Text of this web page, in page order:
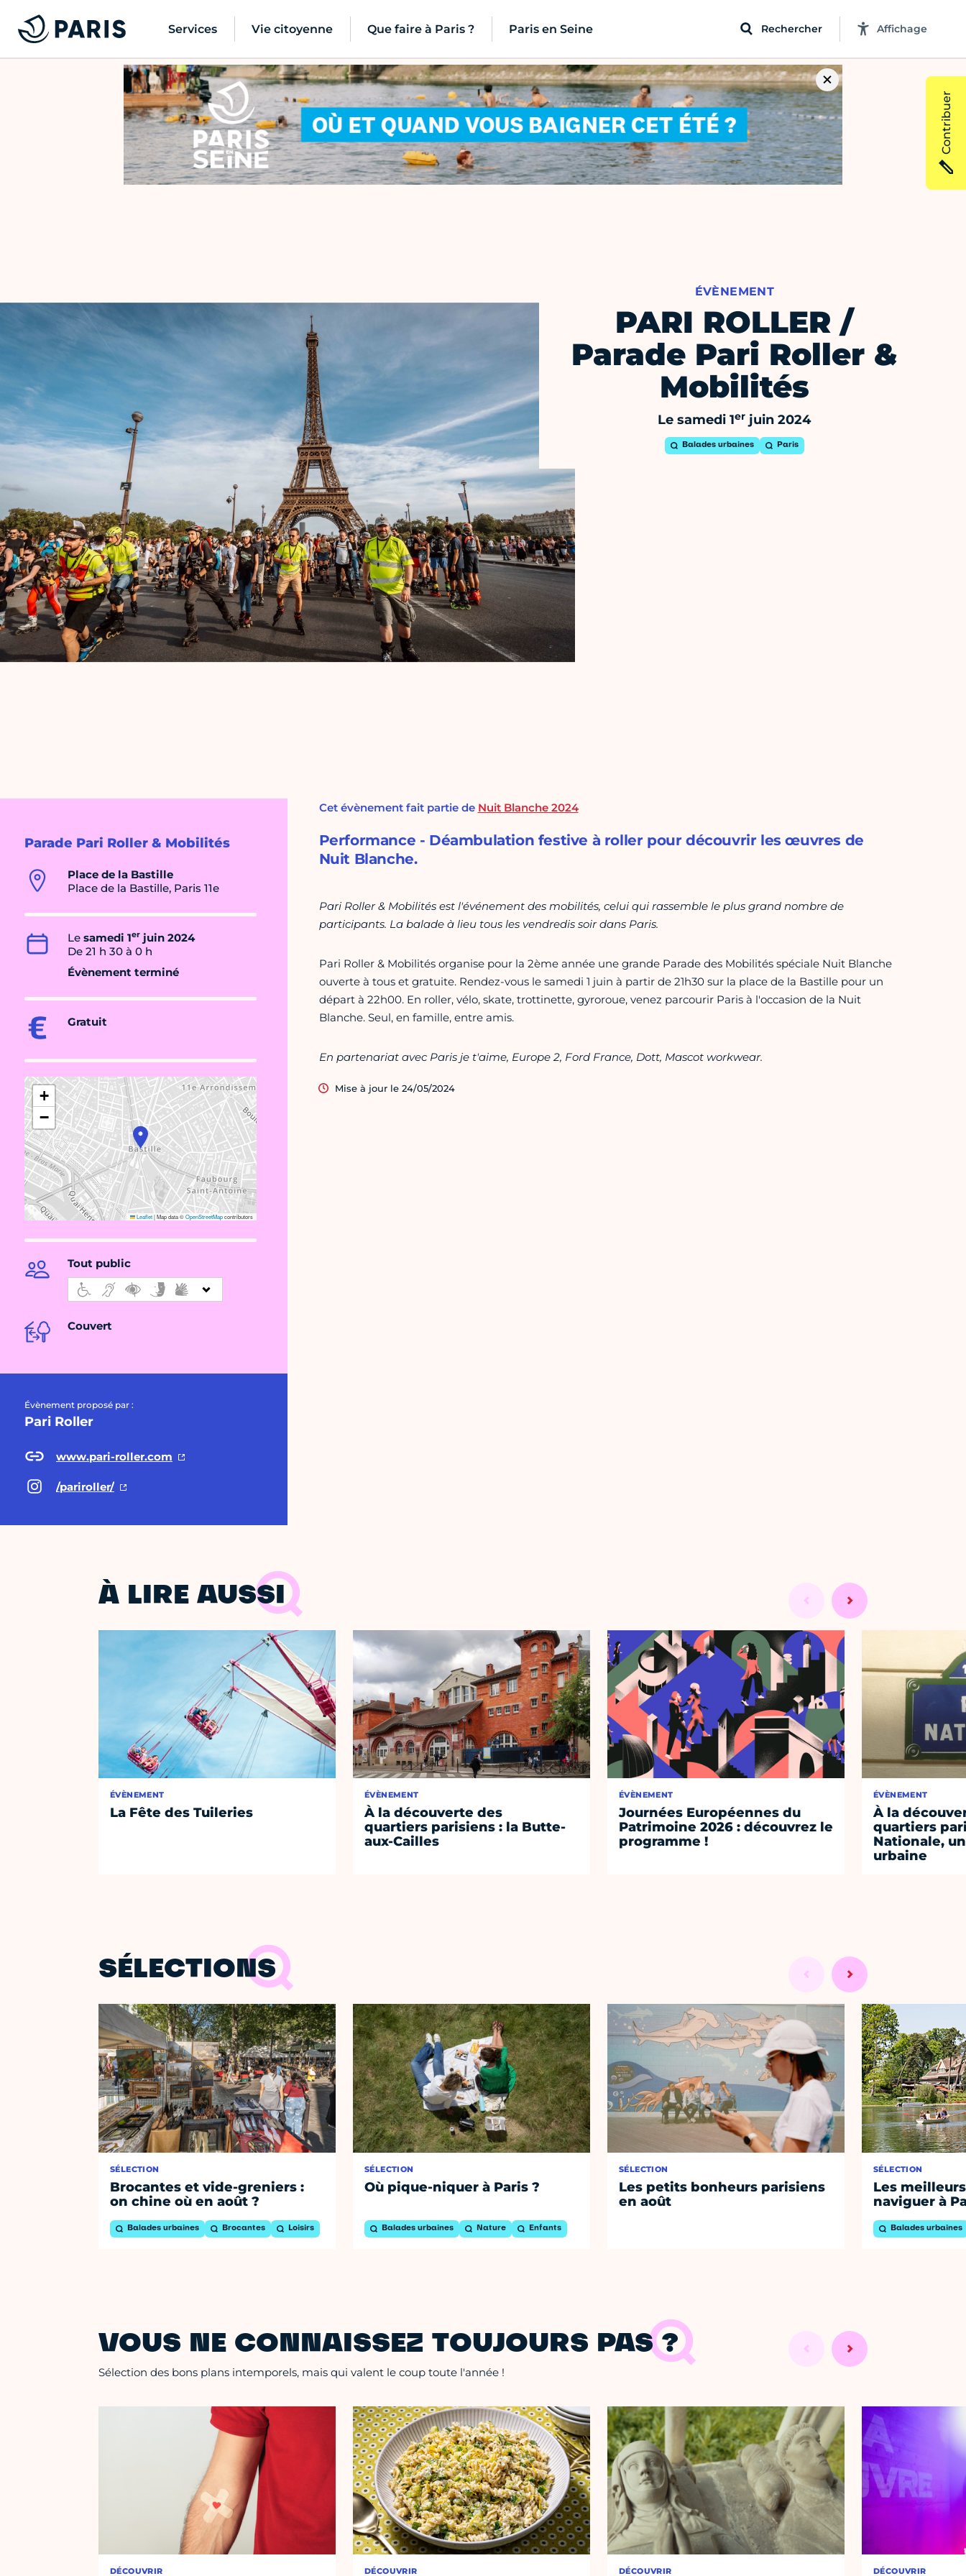
Services Vie citoyenne Que faire à Paris ? Paris en Seine Rechercher Affichage
ÉVÈNEMENT
PARI ROLLER /
Parade Pari Roller &
Mobilités
Le samedi 1er juin 2024
Balades urbaines Paris
Parade Pari Roller & Mobilités
Place de la Bastille
Place de la Bastille, Paris 11e
Le samedi 1er juin 2024
De 21 h 30 à 0 h
Évènement terminé
Gratuit
+
−
Leaflet|Map data ©OpenStreetMapcontributors
Tout public
Couvert
Évènement proposé par :
Pari Roller
www.pari-roller.com
/pariroller/
Cet évènement fait partie de Nuit Blanche 2024
Performance - Déambulation festive à roller pour découvrir les œuvres de
Nuit Blanche.
Pari Roller & Mobilités est l'événement des mobilités, celui qui rassemble le plus grand nombre de
participants. La balade à lieu tous les vendredis soir dans Paris.
Pari Roller & Mobilités organise pour la 2ème année une grande Parade des Mobilités spéciale Nuit Blanche
ouverte à tous et gratuite. Rendez-vous le samedi 1 juin à partir de 21h30 sur la place de la Bastille pour un
départ à 22h00. En roller, vélo, skate, trottinette, gyroroue, venez parcourir Paris à l'occasion de la Nuit
Blanche. Seul, en famille, entre amis.
En partenariat avec Paris je t'aime, Europe 2, Ford France, Dott, Mascot workwear.
Mise à jour le 24/05/2024
À LIRE AUSSI
ÉVÈNEMENT
La Fête des Tuileries
ÉVÈNEMENT
À la découverte des
quartiers parisiens : la Butte-
aux-Cailles
ÉVÈNEMENT
Journées Européennes du
Patrimoine 2026 : découvrez le
programme !
ÉVÈNEMENT
À la
quartiers
Nationale,
urbaine
SÉLECTIONS
SÉLECTION
Brocantes et vide-greniers :
on chine où en août ?
Balades urbaines Brocantes Loisirs
SÉLECTION
Où pique-niquer à Paris ?
Balades urbaines Nature Enfants
SÉLECTION
Les petits bonheurs parisiens
en août
SÉLECTION
Les
naviguer à
Balades urbaines
VOUS NE CONNAISSEZ TOUJOURS PAS ?
Sélection des bons plans intemporels, mais qui valent le coup toute l'année !
DÉCOUVRIR DÉCOUVRIR DÉCOUVRIR DÉCOUVRIR
Contribuer